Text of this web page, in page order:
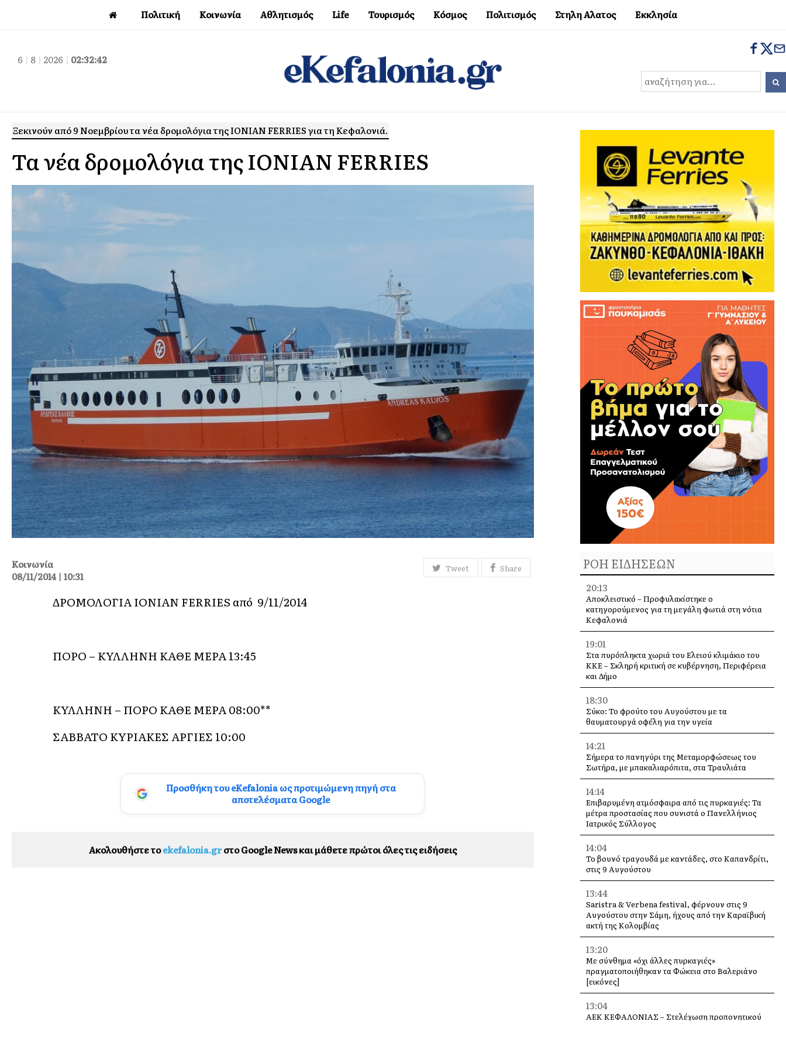
Πολιτική Κοινωνία Αθλητισμός Life Τουρισμός Κόσμος Πολιτισμός Στηλη Αλατος Εκκλησία
6 | 8 | 2026 | 02:32:43
Ξεκινούν από 9 Νοεμβρίου τα νέα δρομολόγια της ΙΟΝΙΑΝ FERRIES για τη Κεφαλονιά.
Τα νέα δρομολόγια της ΙΟΝΙΑΝ FERRIES
Tweet Share
Κοινωνία
08/11/2014 | 10:31
ΔΡΟΜΟΛΟΓΙΑIONIAN FERRIES από 9/11/2014
ΠΟΡΟ – ΚΥΛΛΗΝΗ ΚΑΘΕ ΜΕΡΑ 13:45
ΚΥΛΛΗΝΗ – ΠΟΡΟ ΚΑΘΕ ΜΕΡΑ 08:00**
ΣΑΒΒΑΤΟ ΚΥΡΙΑΚΕΣ ΑΡΓΙΕΣ 10:00
Προσθήκη του eKefalonia ως προτιμώμενη πηγή στα
αποτελέσματα Google
Ακολουθήστε τοekefalonia.grστο Google News και μάθετε πρώτοι όλες τις ειδήσεις
ΡΟΗ ΕΙΔΗΣΕΩΝ
20:13
Αποκλειστικό – Προφυλακίστηκε ο
κατηγορούμενος για τη μεγάλη φωτιά στη νότια
Κεφαλονιά
19:01
Στα πυρόπληκτα χωριά του Ελειού κλιμάκιο του
ΚΚΕ – Σκληρή κριτική σε κυβέρνηση, Περιφέρεια
και Δήμο
18:30
Σύκο: Το φρούτο του Αυγούστου με τα
θαυματουργά οφέλη για την υγεία
14:21
Σήμερα το πανηγύρι της Μεταμορφώσεως του
Σωτήρα, με μπακαλιαρόπιτα, στα Τραυλιάτα
14:14
Επιβαρυμένη ατμόσφαιρα από τις πυρκαγιές: Τα
μέτρα προστασίας που συνιστά ο Πανελλήνιος
Ιατρικός Σύλλογος
14:04
Το βουνό τραγουδά με καντάδες, στο Καπανδρίτι,
στις 9 Αυγούστου
13:44
Saristra & Verbena festival, φέρνουν στις 9
Αυγούστου στην Σάμη, ήχους από την Καραϊβική
ακτή της Κολομβίας
13:20
Με σύνθημα «όχι άλλες πυρκαγιές»
πραγματοποιήθηκαν τα Φώκεια στο Βαλεριάνο
[εικόνες]
13:04
ΑΕΚ ΚΕΦΑΛΟΝΙΑΣ – Στελέχωση προπονητικού